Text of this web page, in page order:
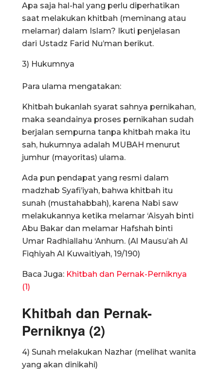
Apa saja hal-hal yang perlu diperhatikan
saat melakukan khitbah (meminang atau
melamar) dalam Islam? Ikuti penjelasan
dari Ustadz Farid Nu’man berikut.
3) Hukumnya
Para ulama mengatakan:
Khitbah bukanlah syarat sahnya pernikahan,
maka seandainya proses pernikahan sudah
berjalan sempurna tanpa khitbah maka itu
sah, hukumnya adalah MUBAH menurut
jumhur (mayoritas) ulama.
Ada pun pendapat yang resmi dalam
madzhab Syafi’iyah, bahwa khitbah itu
sunah (mustahabbah), karena Nabi saw
melakukannya ketika melamar ‘Aisyah binti
Abu Bakar dan melamar Hafshah binti
Umar Radhiallahu ‘Anhum. (Al Mausu’ah Al
Fiqhiyah Al Kuwaitiyah, 19/190)
Baca Juga: Khitbah dan Pernak-Perniknya
(1)
Khitbah dan Pernak-
Perniknya (2)
4) Sunah melakukan Nazhar (melihat wanita
yang akan dinikahi)